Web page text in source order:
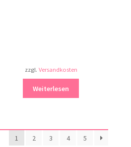
zzgl. Versandkosten
Weiterlesen
1 2 3 4 5